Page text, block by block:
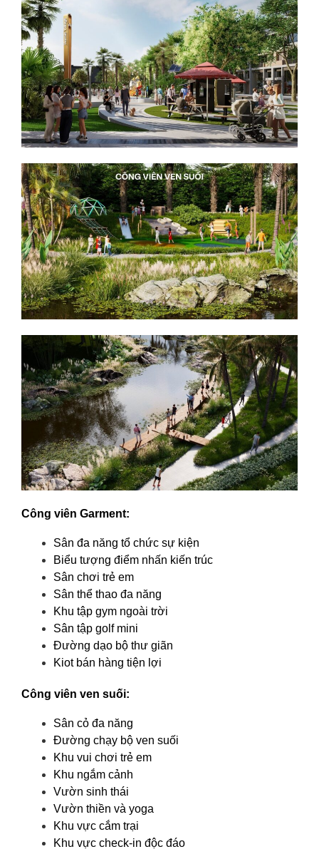
Công viên Garment:
Sân đa năng tổ chức sự kiện
Biểu tượng điểm nhấn kiến trúc
Sân chơi trẻ em
Sân thể thao đa năng
Khu tập gym ngoài trời
Sân tập golf mini
Đường dạo bộ thư giãn
Kiot bán hàng tiện lợi
Công viên ven suối:
Sân cỏ đa năng
Đường chạy bộ ven suối
Khu vui chơi trẻ em
Khu ngắm cảnh
Vườn sinh thái
Vườn thiền và yoga
Khu vực cắm trại
Khu vực check-in độc đáo